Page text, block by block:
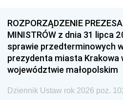
ROZPORZĄDZENIE
MINISTRÓW z dnia 31 lipca
sprawie przedterminowych
prezydenta miasta Krakowa
województwie małopolskim
Dziennik Ustaw rok 2026 poz.